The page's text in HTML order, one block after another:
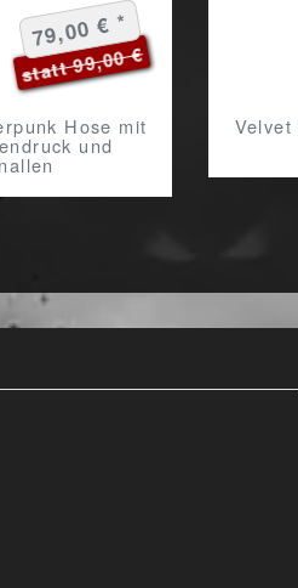
Hose mit
und
statt 99,00 €
79,00 € *
Velvet